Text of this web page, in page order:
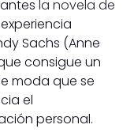
la novela de
Sachs (Anne
consigue un
moda que se
el
personal.